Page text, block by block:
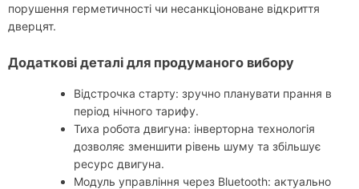
порушення герметичності чи несанкціоноване відкриття
дверцят.
Додаткові деталі для продуманого вибору
Відстрочка старту: зручно планувати прання в
період нічного тарифу.
Тиха робота двигуна: інверторна технологія
дозволяє зменшити рівень шуму та збільшує
ресурс двигуна.
Модуль управління через Bluetooth: актуально